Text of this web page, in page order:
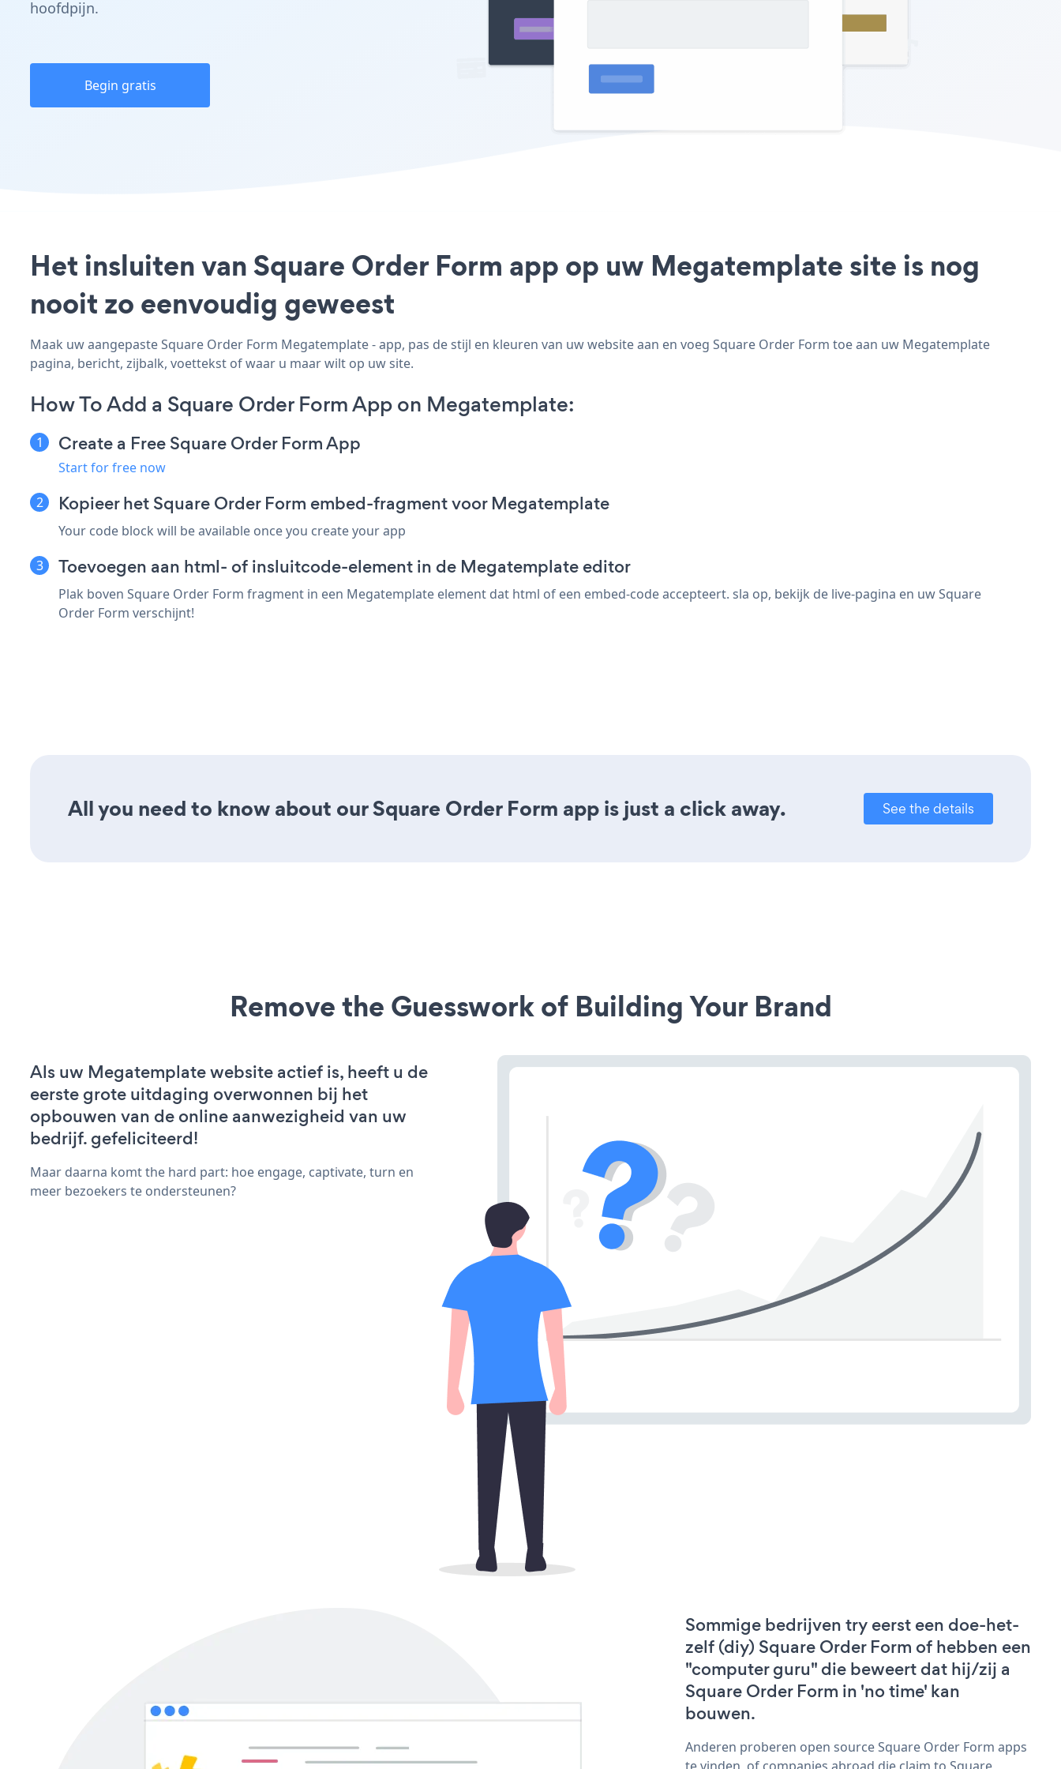
hoofdpijn.
Begin gratis
Het insluiten van Square Order Form app op uw Megatemplate site is nog
nooit zo eenvoudig geweest
Maak uw aangepaste Square Order Form Megatemplate - app, pas de stijl en kleuren van uw website aan en voeg Square Order Form toe aan uw Megatemplate
pagina, bericht, zijbalk, voettekst of waar u maar wilt op uw site.
How To Add a Square Order Form App on Megatemplate:
Create a Free Square Order Form App
Start for free now
Kopieer het Square Order Form embed-fragment voor Megatemplate
Your code block will be available once you create your app
Toevoegen aan html- of insluitcode-element in de Megatemplate editor
Plak boven Square Order Form fragment in een Megatemplate element dat html of een embed-code accepteert. sla op, bekijk de live-pagina en uw Square
Order Form verschijnt!
All you need to know about our Square Order Form app is just a click away. See the details
Remove the Guesswork of Building Your Brand
Als uw Megatemplate website actief is, heeft u de
eerste grote uitdaging overwonnen bij het
opbouwen van de online aanwezigheid van uw
bedrijf. gefeliciteerd!
Maar daarna komt the hard part: hoe engage, captivate, turn en
meer bezoekers te ondersteunen?
Sommige bedrijven try eerst een doe-het-
zelf (diy) Square Order Form of hebben een
"computer guru" die beweert dat hij/zij a
Square Order Form in 'no time' kan
bouwen.
Anderen proberen open source Square Order Form apps